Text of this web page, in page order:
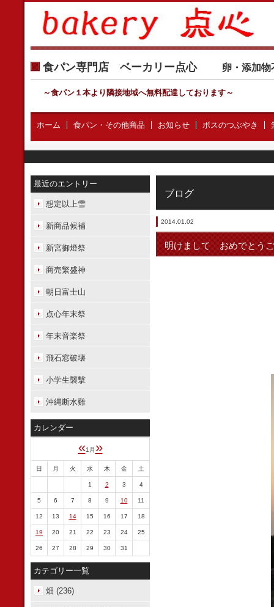
食パン専門店 ベーカリー点心 卵・添加
～食パン１本より隣接地域へ無料配達しております～
ホーム 食パン・その他商品 お知らせ ボスのつぶやき
ブログ
2014.01.02
明けまして おめでとう
最近のエントリー
想定以上雪
新商品候補
新宮御燈祭
商売繁盛神
朝日富士山
点心年末祭
年末音楽祭
飛石窓破壊
小学生襲撃
沖縄断水難
カレンダー
«1月 »
日 月 火 水 木 金 土
1 2 3 4
5 6 7 8 9 10 11
12 13 14 15 16 17 18
19 20 21 22 23 24 25
26 27 28 29 30 31
カテゴリー一覧
畑 (236)